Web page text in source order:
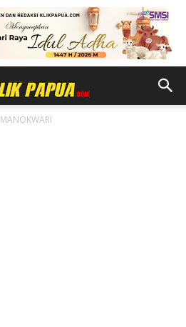
MANOKWARI